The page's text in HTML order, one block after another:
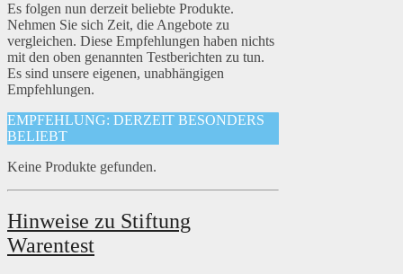
Es folgen nun derzeit beliebte Produkte.
Nehmen Sie sich Zeit, die Angebote zu
vergleichen. Diese Empfehlungen haben nichts
mit den oben genannten Testberichten zu tun.
Es sind unsere eigenen, unabhängigen
Empfehlungen.
EMPFEHLUNG: DERZEIT BESONDERS
BELIEBT
Keine Produkte gefunden.
Hinweise zu Stiftung
Warentest